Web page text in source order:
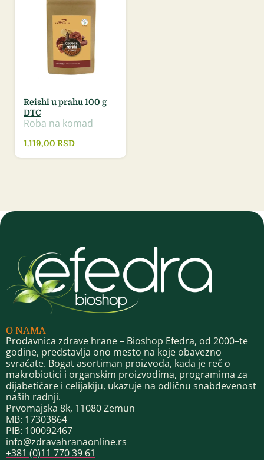
Reishi u prahu 100 g
DTC
Roba na komad
1.119,00 RSD
O NAMA
Prodavnica zdrave hrane – Bioshop Efedra, od 2000–te
godine, predstavlja ono mesto na koje obavezno
svraćate. Bogat asortiman proizvoda, kada je reč o
makrobiotici i organskim proizvodima, programima za
dijabetičare i celijakiju, ukazuje na odličnu snabdevenost
naših radnji.
Prvomajska 8k, 11080 Zemun
MB: 17303864
PIB: 100092467
info@zdravahranaonline.rs
+381 (0)11 770 39 61